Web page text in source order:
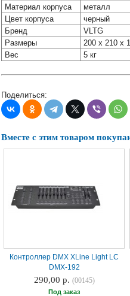
Материал корпуса
металл
Цвет корпуса
черный
Бренд
VLTG
Размеры
200 х 210 х
Вес
5 кг
Поделиться:
Вместе с этим товаром
Контроллер DMX XLine Light LC
DMX-192
290,00 р. (00145)
Под заказ